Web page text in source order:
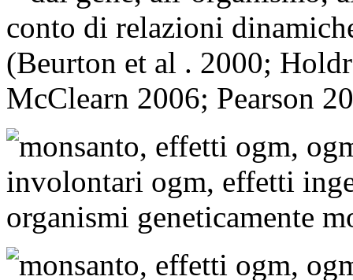
conto di relazioni
(Beurton et al . 2000;
McClearn 2006; Pearson